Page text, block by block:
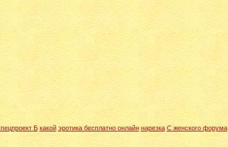
Б какой эротика бесплатно онлайн нарезка C женского форума